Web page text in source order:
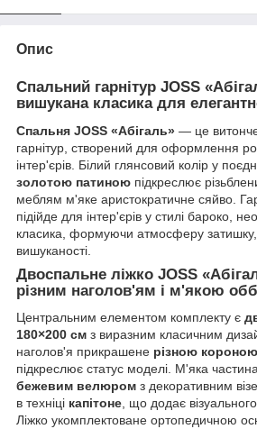
Опис
Спальний гарнітур JOSS
вишукана класика для
Спальня JOSS «Абігаль» — це
гарнітур, створений для оформлення
інтер'єрів. Білий глянсовий колір у
золотою патиною підкреслює
меблям м'яке аристократичне сяйво.
підійде для інтер'єрів у стилі бароко,
класика, формуючи атмосферу затишку,
вишуканості.
Двоспальне ліжко JOSS
різним наголов'ям і м'якою
Центральним елементом комплекту є
180×200 см з виразним класичним
наголов'я прикрашене різною
підкреслює статус моделі. М'яка
бежевим велюром з декоративним
в техніці капітоне, що додає
Ліжко укомплектоване ортопедичною